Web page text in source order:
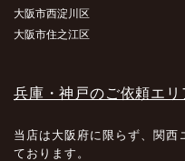
大阪市西淀川区
大阪市住之江区
兵庫・神戸のご依頼エリ
当店は大阪府に限らず、関
ております。